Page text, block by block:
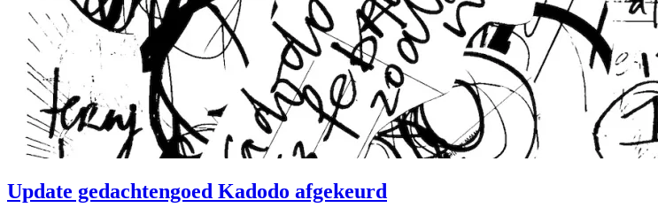
Update gedachtengoed Kadodo afgekeurd